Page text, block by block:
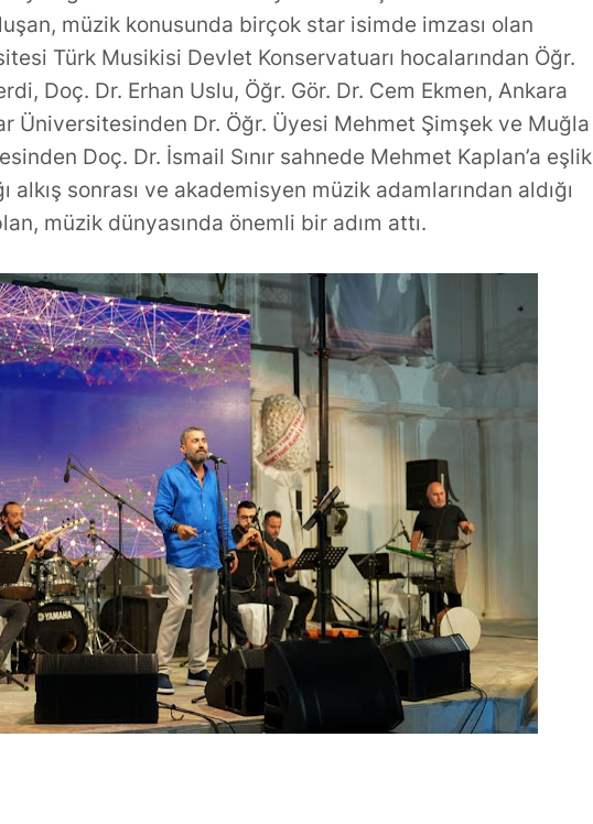
müzik konusunda birçok star isimde imzası olan
Türk Musikisi Devlet Konservatuarı hocalarından Öğr.
Doç. Dr. Erhan Uslu, Öğr. Gör. Dr. Cem Ekmen, Ankara
Üniversitesinden Dr. Öğr. Üyesi Mehmet Şimşek ve Muğla
Doç. Dr. İsmail Sınır sahnede Mehmet Kaplan’a eşlik
alkış sonrası ve akademisyen müzik adamlarından aldığı
müzik dünyasında önemli bir adım attı.